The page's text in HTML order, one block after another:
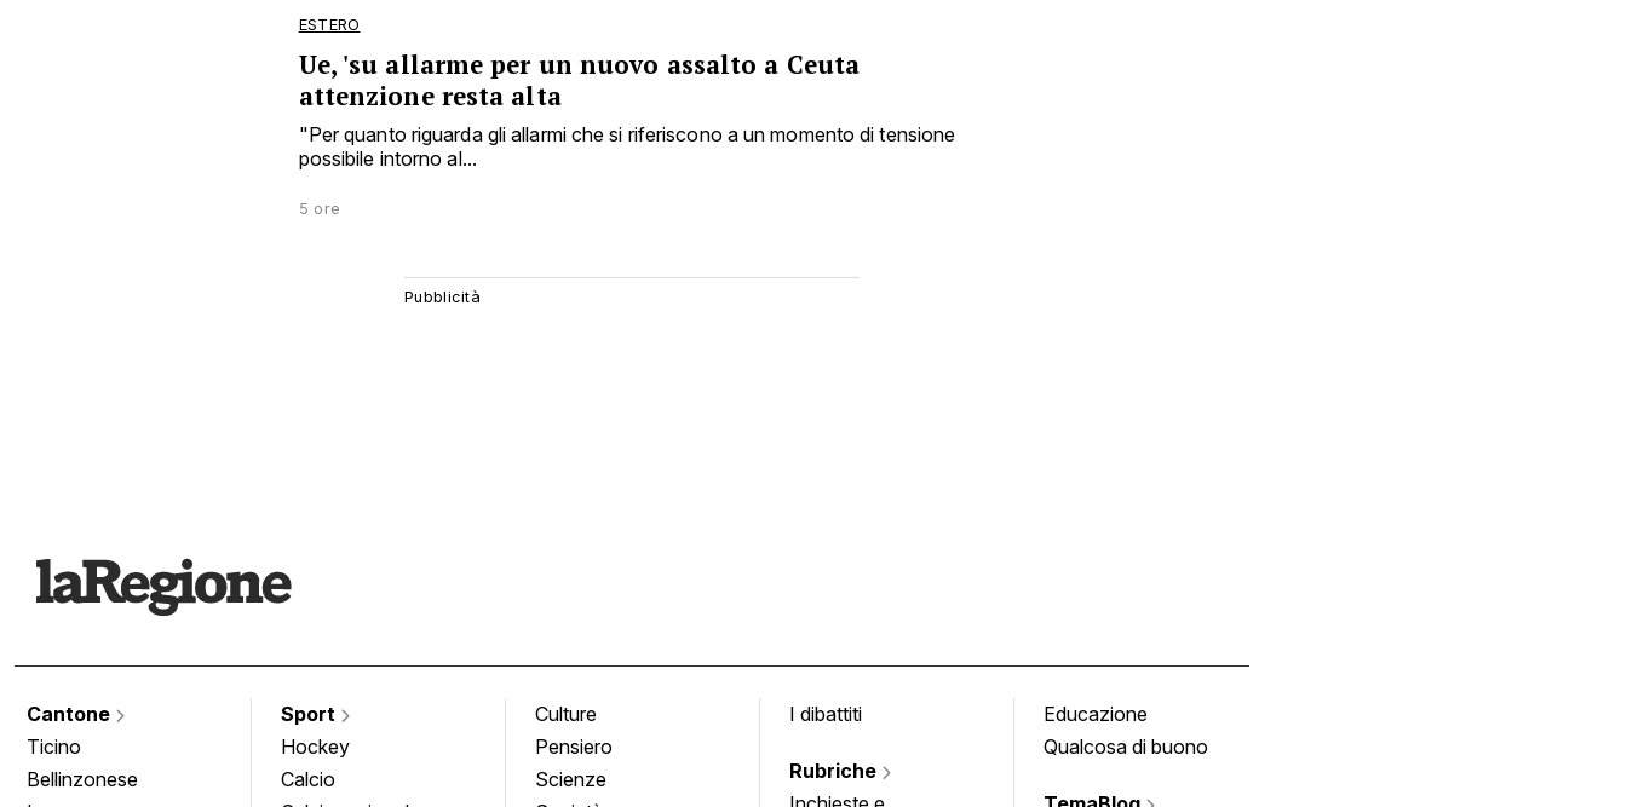
ESTERO
Ue, 'su allarme per un nuovo assalto a Ceuta
attenzione resta alta
"Per quanto riguarda gli allarmi che si riferiscono a un momento di tensione
possibile intorno al...
5 ore
Cantone
Ticino
Bellinzonese
Sport
Hockey
Calcio
Culture
Pensiero
Scienze
I dibattiti
Rubriche
Educazione
Qualcosa di buono